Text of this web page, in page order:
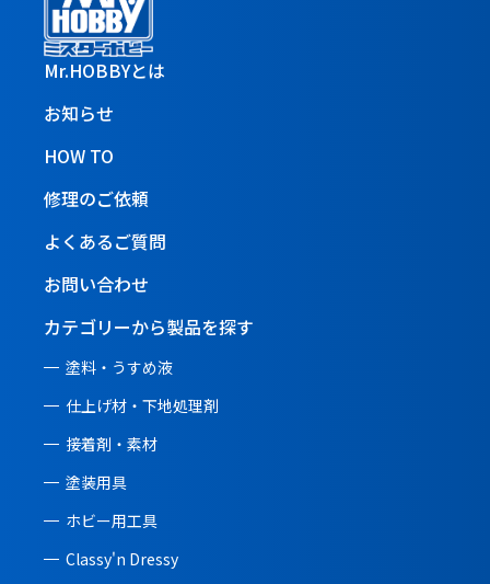
Mr.HOBBYとは
お知らせ
HOW TO
修理のご依頼
よくあるご質問
お問い合わせ
カテゴリーから製品を探す
塗料・うすめ液
仕上げ材・下地処理剤
接着剤・素材
塗装用具
ホビー用工具
Classy'n Dressy